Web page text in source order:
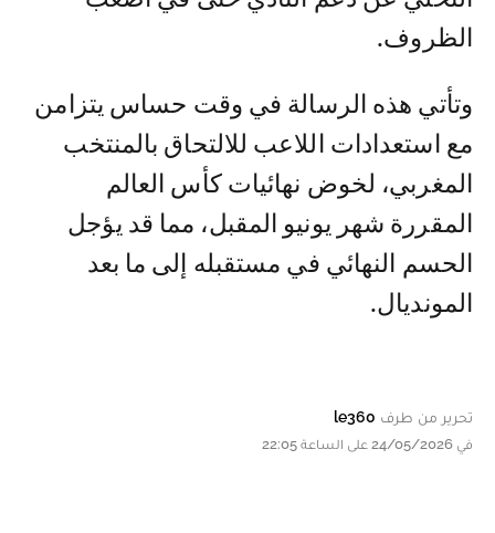
الظروف.
وتأتي هذه الرسالة في وقت حساس يتزامن
مع استعدادات اللاعب للالتحاق بالمنتخب
المغربي، لخوض نهائيات كأس العالم
المقررة شهر يونيو المقبل، مما قد يؤجل
الحسم النهائي في مستقبله إلى ما بعد
المونديال.
تحرير من طرف le360
في 24/05/2026 على الساعة 22:05